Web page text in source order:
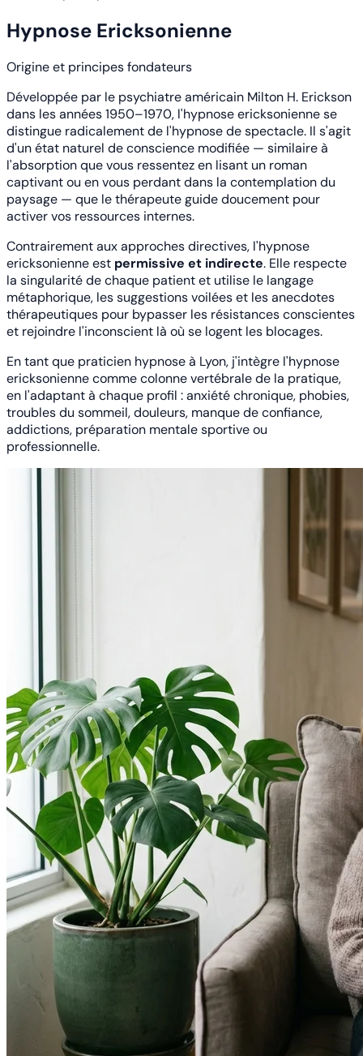
Hypnose Ericksonienne
Origine et principes fondateurs
Développée par le psychiatre américain Milton H. Erickson
dans les années 1950–1970, l'hypnose ericksonienne se
distingue radicalement de l'hypnose de spectacle. Il s'agit
d'un état naturel de conscience modifiée — similaire à
l'absorption que vous ressentez en lisant un roman
captivant ou en vous perdant dans la contemplation du
paysage — que le thérapeute guide doucement pour
activer vos ressources internes.
Contrairement aux approches directives, l'hypnose
ericksonienne est permissive et indirecte. Elle respecte
la singularité de chaque patient et utilise le langage
métaphorique, les suggestions voilées et les anecdotes
thérapeutiques pour bypasser les résistances conscientes
et rejoindre l'inconscient là où se logent les blocages.
En tant que praticien hypnose à Lyon, j'intègre l'hypnose
ericksonienne comme colonne vertébrale de la pratique,
en l'adaptant à chaque profil : anxiété chronique, phobies,
troubles du sommeil, douleurs, manque de confiance,
addictions, préparation mentale sportive ou
professionnelle.